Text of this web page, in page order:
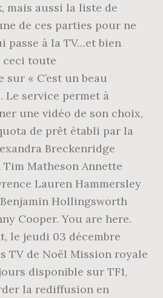
mais aussi la liste de
de ces parties pour ne
passe à la TV…et bien
ceci toute
sur « C’est un beau
service permet à
une vidéo de son choix,
de prêt établi par la
Breckenridge
Matheson Annette
Lauren Hammersley
Hollingsworth
Cooper. You are here.
le jeudi 03 décembre
TV de Noël Mission royale
disponible sur TF1,
la rediffusion en